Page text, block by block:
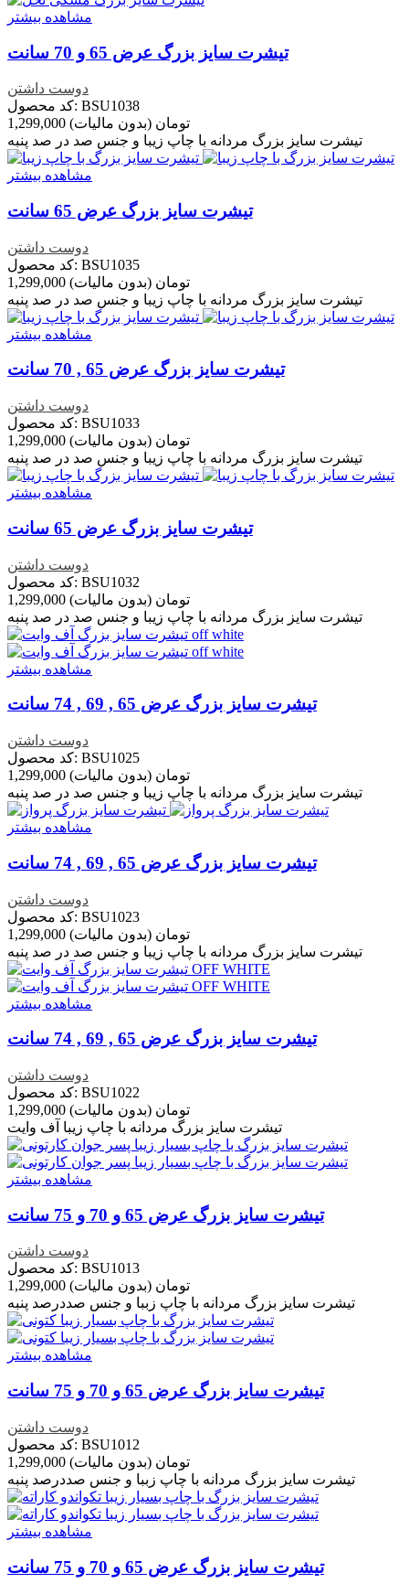
مشاهده بیشتر
تیشرت سایز بزرگ عرض 65 و 70 سانت
دوست داشتن
کد محصول: BSU1038
1,299,000 تومان (بدون مالیات)
تیشرت سایز بزرگ مردانه با چاپ زیبا و جنس صد در صد پنبه
مشاهده بیشتر
تیشرت سایز بزرگ عرض 65 سانت
دوست داشتن
کد محصول: BSU1035
1,299,000 تومان (بدون مالیات)
تیشرت سایز بزرگ مردانه با چاپ زیبا و جنس صد در صد پنبه
مشاهده بیشتر
تیشرت سایز بزرگ عرض 65 , 70 سانت
دوست داشتن
کد محصول: BSU1033
1,299,000 تومان (بدون مالیات)
تیشرت سایز بزرگ مردانه با چاپ زیبا و جنس صد در صد پنبه
مشاهده بیشتر
تیشرت سایز بزرگ عرض 65 سانت
دوست داشتن
کد محصول: BSU1032
1,299,000 تومان (بدون مالیات)
تیشرت سایز بزرگ مردانه با چاپ زیبا و جنس صد در صد پنبه
مشاهده بیشتر
تیشرت سایز بزرگ عرض 65 , 69 , 74 سانت
دوست داشتن
کد محصول: BSU1025
1,299,000 تومان (بدون مالیات)
تیشرت سایز بزرگ مردانه با چاپ زیبا و جنس صد در صد پنبه
مشاهده بیشتر
تیشرت سایز بزرگ عرض 65 , 69 , 74 سانت
دوست داشتن
کد محصول: BSU1023
1,299,000 تومان (بدون مالیات)
تیشرت سایز بزرگ مردانه با چاپ زیبا و جنس صد در صد پنبه
مشاهده بیشتر
تیشرت سایز بزرگ عرض 65 , 69 , 74 سانت
دوست داشتن
کد محصول: BSU1022
1,299,000 تومان (بدون مالیات)
تیشرت سایز بزرگ مردانه با چاپ زیبا آف وایت
مشاهده بیشتر
تیشرت سایز بزرگ عرض 65 و 70 و 75 سانت
دوست داشتن
کد محصول: BSU1013
1,299,000 تومان (بدون مالیات)
تیشرت سایز بزرگ مردانه با چاپ زببا و جنس صددرصد پنبه
مشاهده بیشتر
تیشرت سایز بزرگ عرض 65 و 70 و 75 سانت
دوست داشتن
کد محصول: BSU1012
1,299,000 تومان (بدون مالیات)
تیشرت سایز بزرگ مردانه با چاپ زببا و جنس صددرصد پنبه
مشاهده بیشتر
تیشرت سایز بزرگ عرض 65 و 70 و 75 سانت